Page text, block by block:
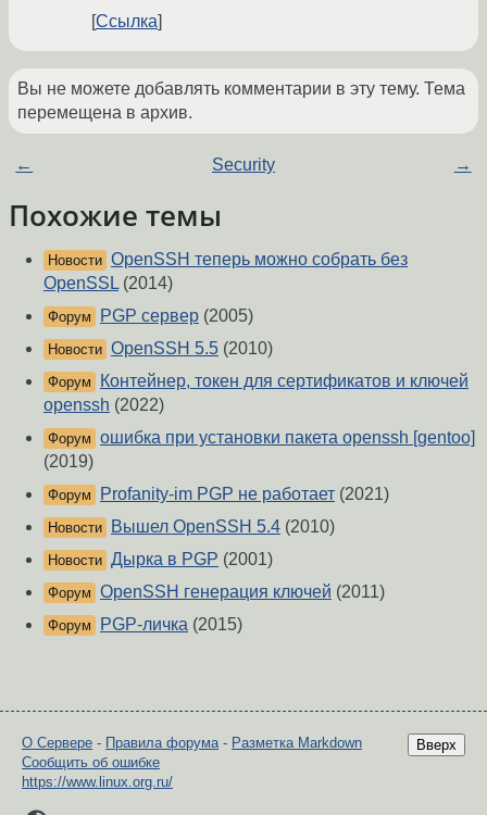
Ссылка
Вы не можете добавлять комментарии в эту тему. Тема
перемещена в архив.
← Security →
Похожие темы
Новости OpenSSH теперь можно собрать без
OpenSSL (2014)
Форум PGP сервер (2005)
Новости OpenSSH 5.5 (2010)
Форум
Контейнер, токен для сертификатов и ключей
openssh (2022)
Форум ошибка при установки пакета openssh [gentoo]
(2019)
Форум Profanity-im PGP не работает (2021)
Новости Вышел OpenSSH 5.4 (2010)
Новости Дырка в PGP (2001)
Форум OpenSSH генерация ключей (2011)
Форум PGP-личка (2015)
Вверх
О Сервере - Правила форума- Разметка Markdown
Сообщить об ошибке
https://www.linux.org.ru/